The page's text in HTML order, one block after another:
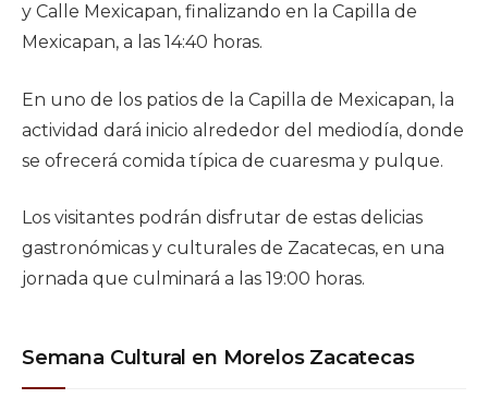
y Calle Mexicapan, finalizando en la Capilla de
Mexicapan, a las 14:40 horas.
En uno de los patios de la Capilla de Mexicapan, la
actividad dará inicio alrededor del mediodía, donde
se ofrecerá comida típica de cuaresma y pulque.
Los visitantes podrán disfrutar de estas delicias
gastronómicas y culturales de Zacatecas, en una
jornada que culminará a las 19:00 horas.
Semana Cultural en Morelos Zacatecas